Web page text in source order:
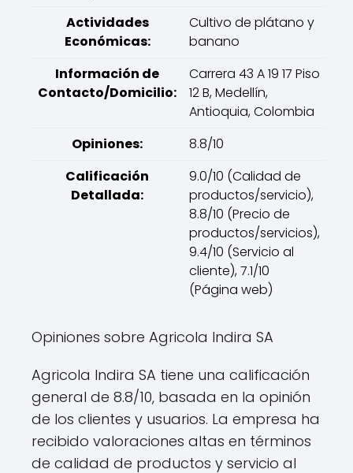
Actividades
Económicas:
Cultivo de plátano y
banano
Información de
Contacto/Domicilio:
Carrera 43 A 19 17 Piso
12 B, Medellín,
Antioquia, Colombia
Opiniones:
8.8/10
Calificación
Detallada:
9.0/10 (Calidad de
productos/servicio),
8.8/10 (Precio de
productos/servicios),
9.4/10 (Servicio al
cliente), 7.1/10
(Página web)
Opiniones sobre Agricola Indira SA
Agricola Indira SA tiene una calificación
general de 8.8/10, basada en la opinión
de los clientes y usuarios. La empresa ha
recibido valoraciones altas en términos
de calidad de productos y servicio al